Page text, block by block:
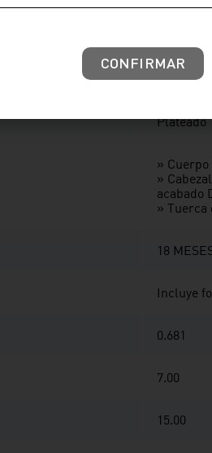
»
»
» Filtro
sistema
»
»
Plateado
»
»
acabado
» Tuerca
18
Incluye
0.681
7.00
15.00
CONFIRMAR